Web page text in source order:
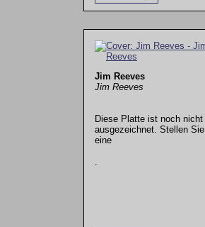
Jim Reeves
Jim Reeves
Diese Platte ist noch nicht
ausgezeichnet. Stellen Sie
eine
.